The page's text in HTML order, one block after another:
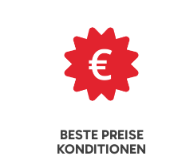
BESTE PREISE
KONDITIONEN